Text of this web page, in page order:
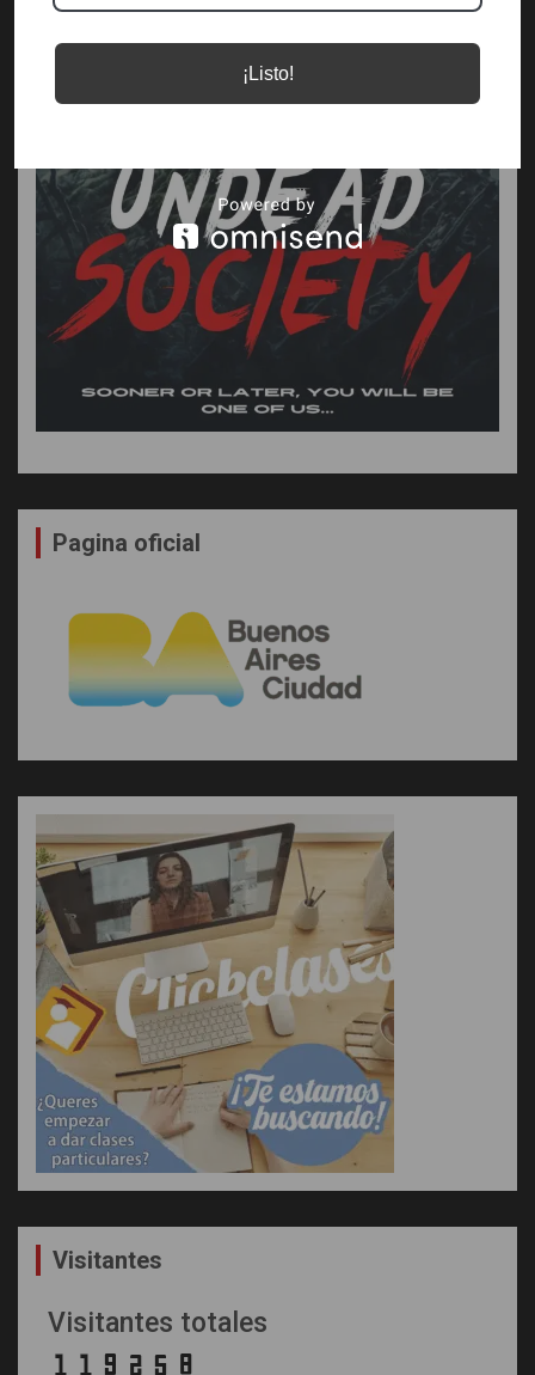
Pagina oficial
Visitantes
Visitantes totales
¡Listo!